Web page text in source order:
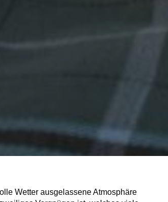
Wetter ausgelassene Atmosphäre